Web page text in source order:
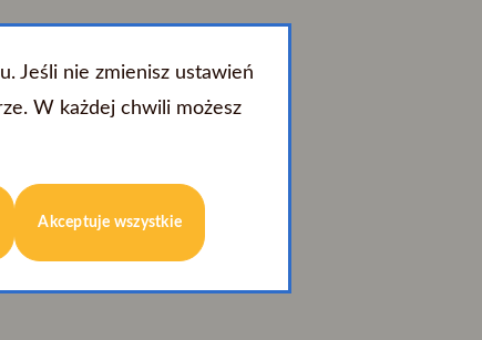
Jeśli nie zmienisz ustawień
W każdej chwili możesz
Akceptuje wszystkie